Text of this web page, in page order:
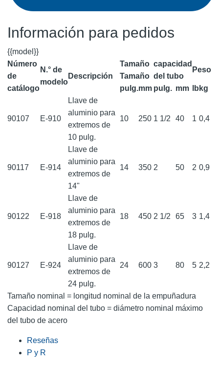
Información para pedidos
{{model}}
Número
de
catálogo
N.° de
modelo
Descripción
Tamaño
Tamaño
capacidad
del tubo
Peso
pulg.mm pulg. mm lb kg
90107 E-910
Llave de
aluminio para
extremos de
10 pulg.
10 250 1 1/2 40 1 0,4
90117 E-914
Llave de
aluminio para
extremos de
14"
14 350 2 50 2 0,9
90122 E-918
Llave de
aluminio para
extremos de
18 pulg.
18 450 2 1/2 65 3 1,4
90127 E-924
Llave de
aluminio para
extremos de
24 pulg.
24 600 3 80 5 2,2
Tamaño nominal = longitud nominal de la empuñadura
Capacidad nominal del tubo = diámetro nominal máximo
del tubo de acero
Reseñas
P y R